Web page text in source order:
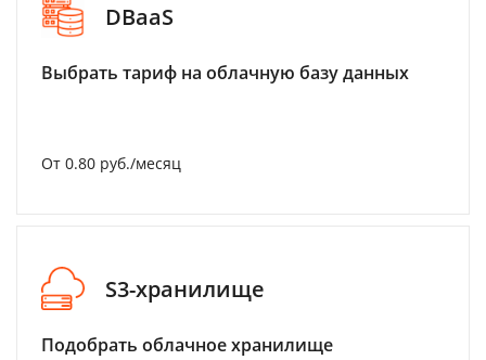
DBaaS
Выбрать тариф на облачную базу данных
От 0.80 руб./месяц
S3-хранилище
Подобрать облачное хранилище